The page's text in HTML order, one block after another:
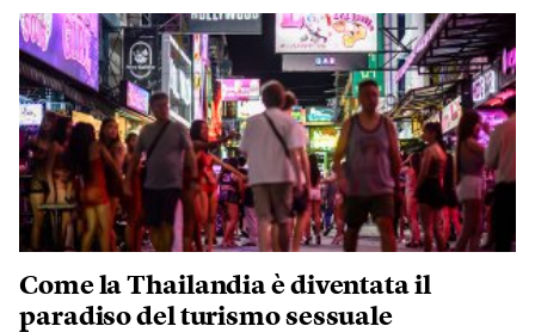
Come la Thailandia è diventata il
paradiso del turismo sessuale